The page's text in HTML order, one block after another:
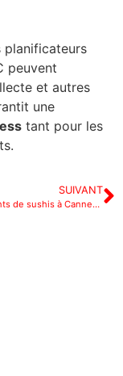
planificateurs
peuvent
et autres
une
tant pour les
SUIVANT
Les restaurants de sushis à Cannes : suivez notre guide